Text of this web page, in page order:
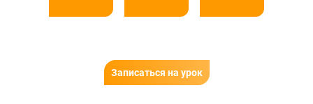
Записаться на урок